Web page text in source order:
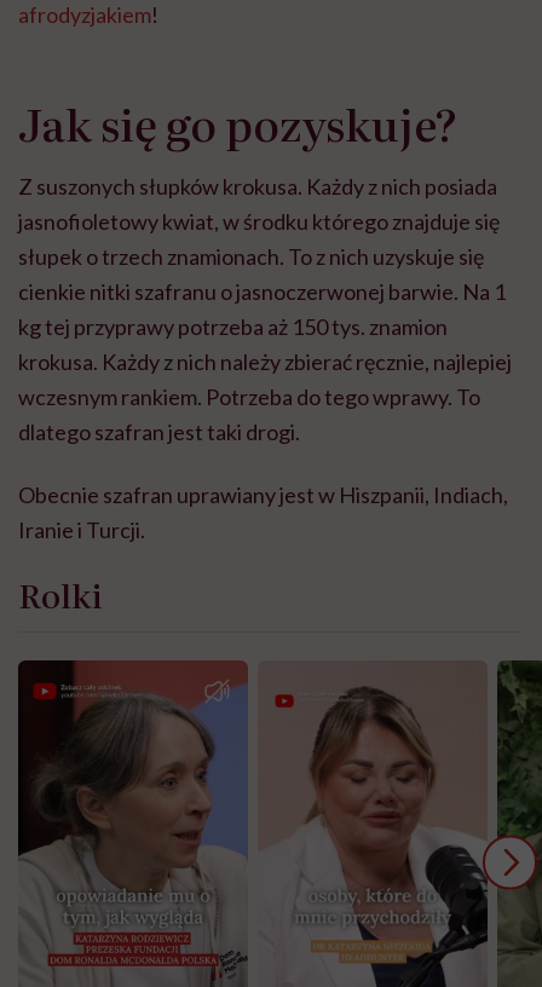
afrodyzjakiem!
Jak się go pozyskuje?
Z suszonych słupków krokusa. Każdy z nich posiada
jasnofioletowy kwiat, w środku którego znajduje się
słupek o trzech znamionach. To z nich uzyskuje się
cienkie nitki szafranu o jasnoczerwonej barwie. Na 1
kg tej przyprawy potrzeba aż 150 tys. znamion
krokusa. Każdy z nich należy zbierać ręcznie, najlepiej
wczesnym rankiem. Potrzeba do tego wprawy. To
dlatego szafran jest taki drogi.
Obecnie szafran uprawiany jest w Hiszpanii, Indiach,
Iranie i Turcji.
Rolki